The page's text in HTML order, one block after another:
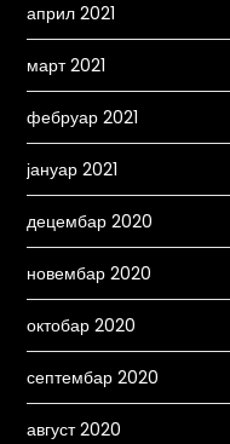
април 2021
март 2021
фебруар 2021
јануар 2021
децембар 2020
новембар 2020
октобар 2020
септембар 2020
август 2020